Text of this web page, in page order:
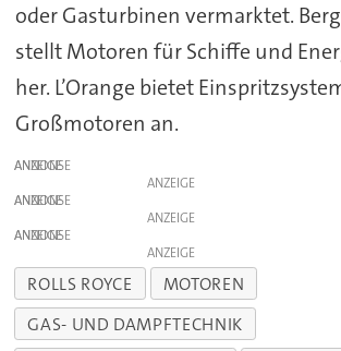
oder Gasturbinen vermarktet.
stellt Motoren für Schiffe und
her. L’Orange bietet
Großmotoren an.
ANZEIGE
ANZEIGE
ANZEIGE
ANZEIGE
ANZEIGE
ANZEIGE
ROLLS ROYCE
MOTOREN
GAS- UND DAMPFTECHNIK